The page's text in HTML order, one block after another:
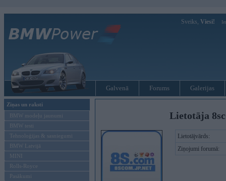
Sveiks, Viesi!
Galvenā Forums Galerijas
Ziņas un raksti
BMW modeļu jaunumi
BMW testi
Tehnoloģijas & sasniegumi
BMW Latvijā
MINI
Rolls-Royce
Pasākumi
Lietotāja
Lietotājvārds:
Ziņojumi forumā: